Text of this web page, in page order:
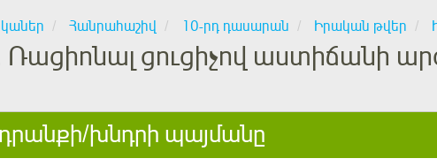
Հանրահաշիվ 10-րդ դասարան Իրական թվեր
Ռացիոնալ ցուցիչով աստիճանի
խնդրի պայմանը